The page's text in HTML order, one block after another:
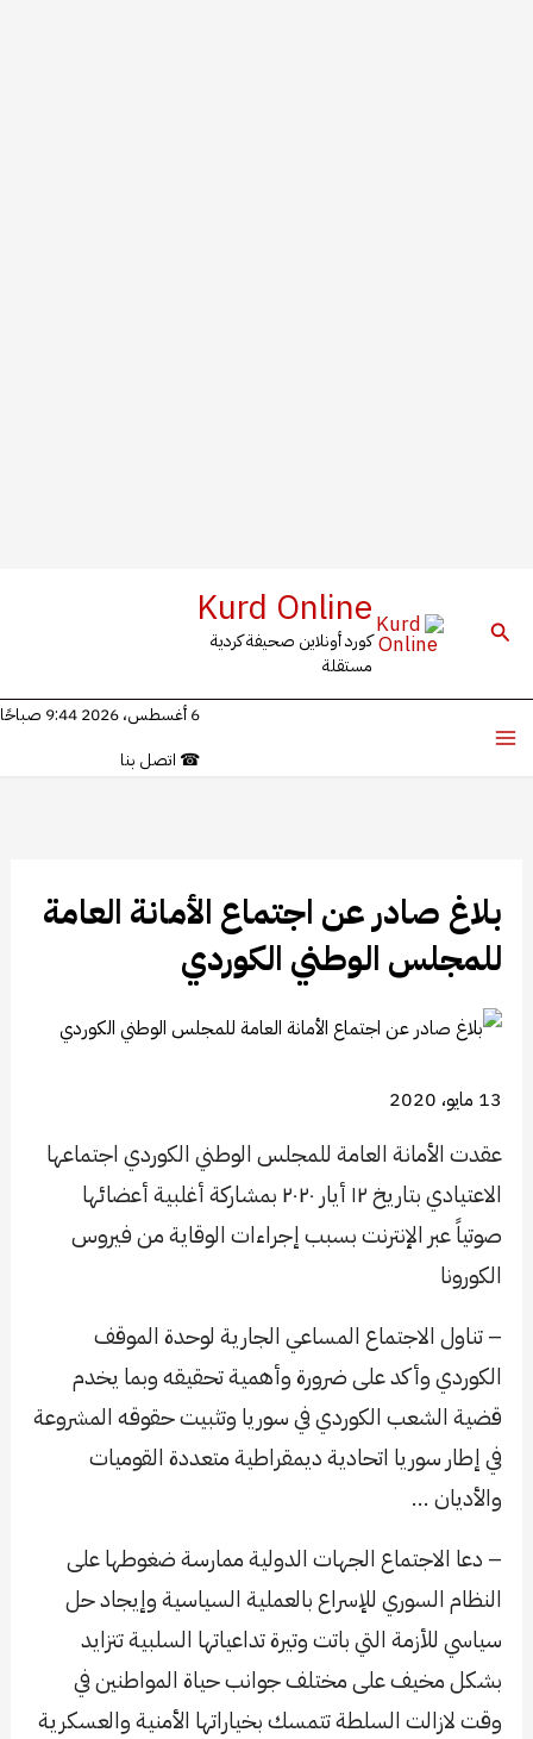
البحث Kurd Online
كورد أونلاين صحيفة كردية
مستقلة
6 أغسطس، 2026 9:44 صباحًا
☎ اتصل بنا
بلاغ صادر عن اجتماع الأمانة العامة
للمجلس الوطني الكوردي
13 مايو، 2020
عقدت الأمانة العامة للمجلس الوطني الكوردي اجتماعها
الاعتيادي بتاريخ ١٢ أيار ٢٠٢٠ بمشاركة أغلبية أعضائها
صوتياً عبر الإنترنت بسبب إجراءات الوقاية من فيروس
الكورونا
– تناول الاجتماع المساعي الجارية لوحدة الموقف
الكوردي وأكد على ضرورة وأهمية تحقيقه وبما يخدم
قضية الشعب الكوردي في سوريا وتثبيت حقوقه المشروعة
في إطار سوريا اتحادية ديمقراطية متعددة القوميات
والأديان …
– دعا الاجتماع الجهات الدولية ممارسة ضغوطها على
النظام السوري للإسراع بالعملية السياسية وإيجاد حل
سياسي للأزمة التي باتت وتيرة تداعياتها السلبية تتزايد
بشكل مخيف على مختلف جوانب حياة المواطنين في
وقت لازالت السلطة تتمسك بخياراتها الأمنية والعسكرية